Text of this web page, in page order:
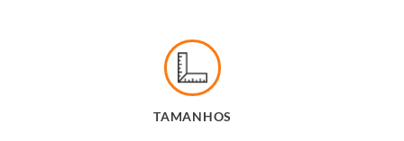
original
era:
R$ 43,60.
TAMANHOS